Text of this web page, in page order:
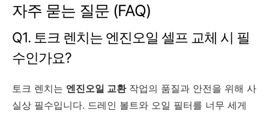
자주 묻는 질문 (FAQ)
Q1. 토크 렌치는 엔진오일 셀프 교체 시 필
수인가요?
토크 렌치는 엔진오일 교환작업의 품질과 안전을 위해 사
실상 필수입니다. 드레인 볼트와 오일 필터를 너무 세게